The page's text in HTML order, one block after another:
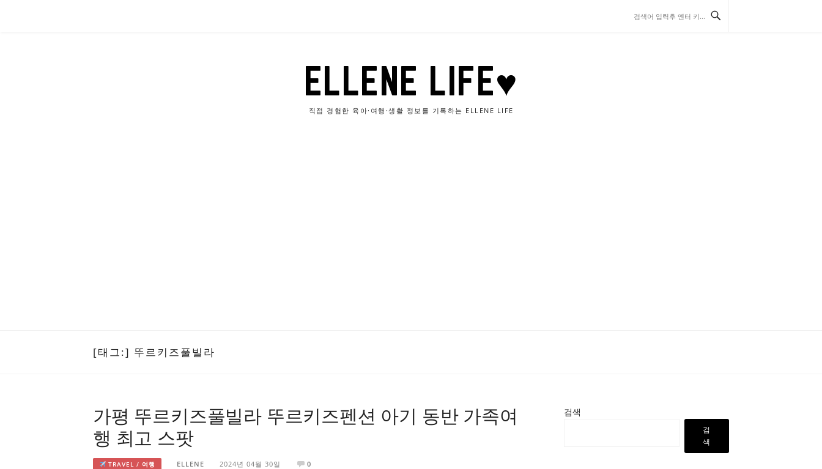
ELLENE LIFE♥
직접 경험한 육아·여행·생활 정보를 기록하는 ELLENE LIFE
[태그:] 뚜르키즈풀빌라
가평 뚜르키즈풀빌라 뚜르키즈펜션 아기 동반 가족여
행 최고 스팟
TRAVEL / 여행 ELLENE 2024년 04월 30일 0
검색
검
색